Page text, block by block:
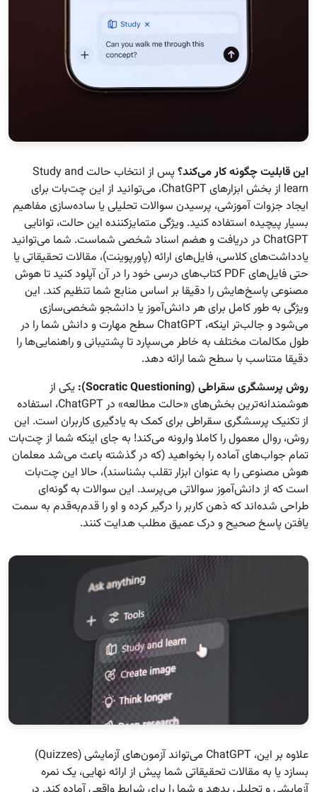
این قابلیت چگونه کار می‌کند؟
پس از انتخاب حالت Study and
learn از بخش ابزارهای ChatGPT، می‌توانید از این چت‌بات برای
ایجاد جزوات آموزشی، پرسیدن سوالات تحلیلی یا ساده‌سازی مفاهیم
بسیار پیچیده استفاده کنید. ویژگی متمایزکننده این حالت، توانایی
ChatGPT در دریافت و هضم اسناد شخصی شماست. شما می‌توانید
یادداشت‌های کلاسی، فایل‌های ارائه (پاورپوینت)، مقالات تحقیقاتی یا
حتی فایل‌های PDF کتاب‌های درسی خود را در آن آپلود کنید تا هوش
مصنوعی پاسخ‌هایش را دقیقا بر اساس منابع شما تنظیم کند. این
ویژگی به طور کامل برای هر دانش‌آموز یا دانشجو شخصی‌سازی
می‌شود و جالب‌تر اینکه، ChatGPT سطح مهارت و دانش شما را در
طول مکالمات مختلف به خاطر می‌سپارد تا پشتیبانی و راهنمایی‌ها را
دقیقا متناسب با سطح شما ارائه دهد.
روش پرسشگری سقراطی (Socratic Questioning):
یکی از
هوشمندانه‌ترین بخش‌های «حالت مطالعه» در ChatGPT، استفاده
از تکنیک پرسشگری سقراطی برای کمک به یادگیری کاربران است. این
روش، روال معمول را کاملا وارونه می‌کند! به جای اینکه شما از چت‌بات
تمام جواب‌های آماده را بخواهید (که در گذشته باعث می‌شد معلمان
هوش مصنوعی را به عنوان ابزار تقلب بشناسند)، حالا این چت‌بات
است که از دانش‌آموز سوالاتی می‌پرسد. این سوالات به گونه‌ای
طراحی شده‌اند که ذهن کاربر را درگیر کرده و او را قدم‌به‌قدم به سمت
یافتن پاسخ صحیح و درک عمیق مطلب هدایت کنند.
علاوه بر این، ChatGPT می‌تواند آزمون‌های آزمایشی (Quizzes)
بسازد یا به مقالات تحقیقاتی شما پیش از ارائه نهایی، یک نمره